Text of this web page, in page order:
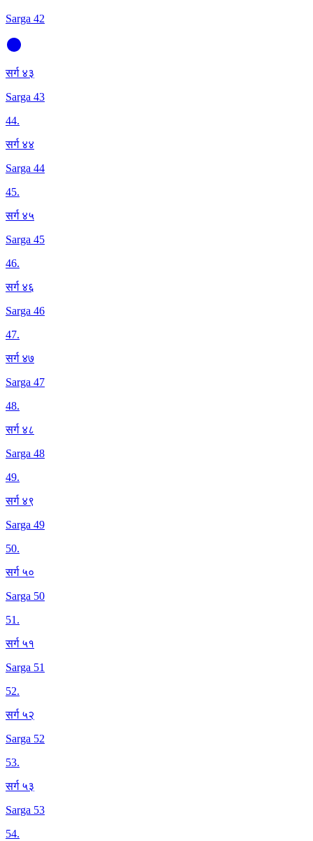
Sarga 42
सर्ग ४३
Sarga 43
44.
सर्ग ४४
Sarga 44
45.
सर्ग ४५
Sarga 45
46.
सर्ग ४६
Sarga 46
47.
सर्ग ४७
Sarga 47
48.
सर्ग ४८
Sarga 48
49.
सर्ग ४९
Sarga 49
50.
सर्ग ५०
Sarga 50
51.
सर्ग ५१
Sarga 51
52.
सर्ग ५२
Sarga 52
53.
सर्ग ५३
Sarga 53
54.